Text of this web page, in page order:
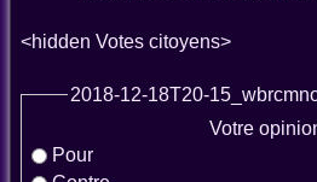
<hidden Votes citoyens>
2018-12-18T20-
Votre
Pour